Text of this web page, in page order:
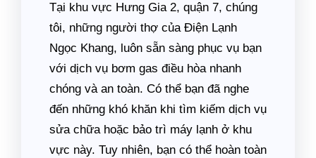
Tại khu vực Hưng Gia 2, quận 7, chúng
tôi, những người thợ của Điện Lạnh
Ngọc Khang, luôn sẵn sàng phục vụ bạn
với dịch vụ bơm gas điều hòa nhanh
chóng và an toàn. Có thể bạn đã nghe
đến những khó khăn khi tìm kiếm dịch vụ
sửa chữa hoặc bảo trì máy lạnh ở khu
vực này. Tuy nhiên, bạn có thể hoàn toàn